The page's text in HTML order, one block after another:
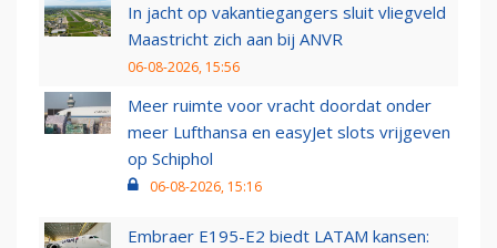
In jacht op vakantiegangers sluit vliegveld
Maastricht zich aan bij ANVR
06-08-2026, 15:56
Meer ruimte voor vracht doordat onder
meer Lufthansa en easyJet slots vrijgeven
op Schiphol
06-08-2026, 15:16
Embraer E195-E2 biedt LATAM kansen: